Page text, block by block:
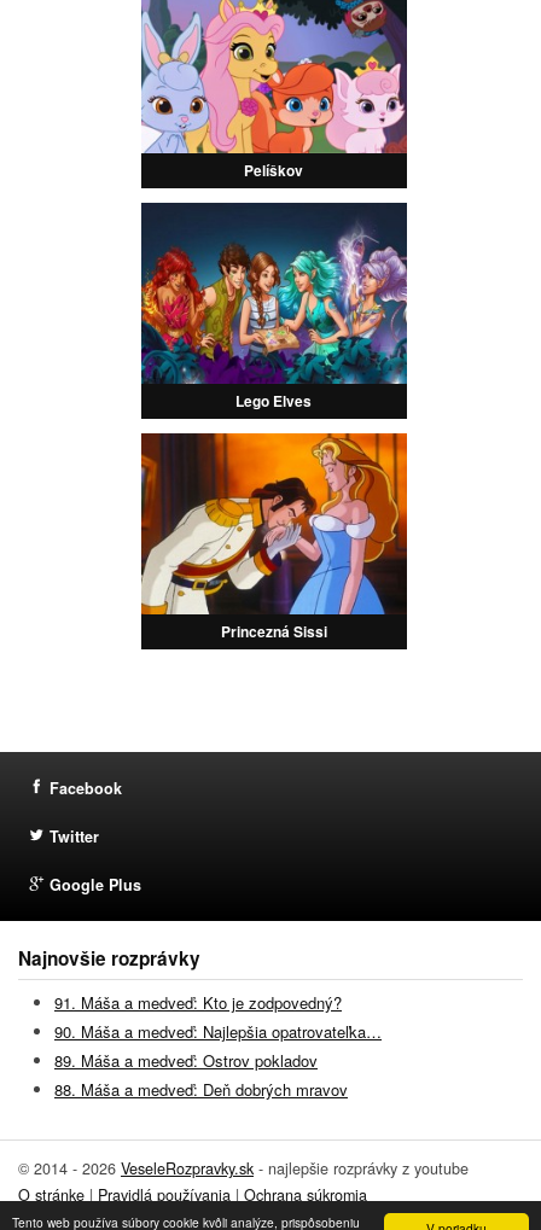
Tento web používa súbory cookie kvôli analýze, prispôsobeniu
Pelíškov
Lego Elves
Princezná Sissi
Facebook
Twitter
Google Plus
Najnovšie rozprávky
91. Máša a medveď: Kto je zodpovedný?
90. Máša a medveď: Najlepšia opatrovateľka…
89. Máša a medveď: Ostrov pokladov
88. Máša a medveď: Deň dobrých mravov
© 2014 - 2026 VeseleRozpravky.sk - najlepšie rozprávky z youtube
O stránke | Pravidlá používania | Ochrana súkromia
Pridať rozprávku|Kontakt